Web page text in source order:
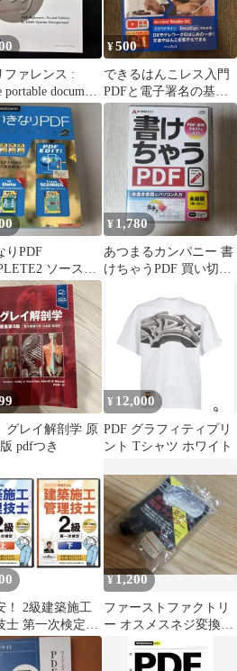
ファレンス :
portable document
¥500
できるはんこレス入門
PDFと電子署名の基本
が身に付く本
りPDF
ソースネ
Windows XP2000
¥ 1,780
あつまるカンパニー 書
けちゃうPDF 買い切り
レイ解剖学 原
pdfつき
¥ 12,000
PDF グラフィティプリ
ント Tシャツ ホワイト
！ 2級建築施工
士 第一次検定
枚 PDFテキスト
¥1,200
ファーストファクトリ
ー オスメスネジ変換ア
ダプター 電動PDF
MP5K用